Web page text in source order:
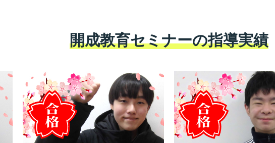
開成教育セミナーの指導実績